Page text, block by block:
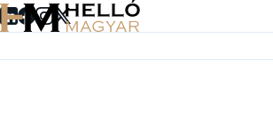
Ugrás a tartalomra